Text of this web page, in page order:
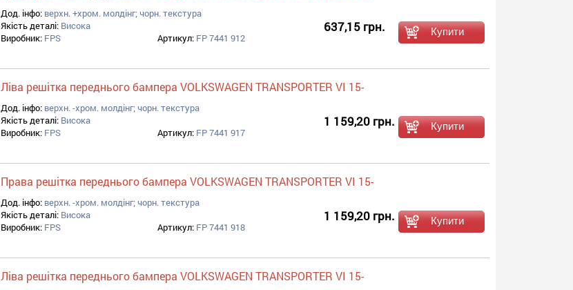
Дод. інфо: верхн. +хром. молдінг; чорн. текстура
Якість деталі: Висока
Виробник: FPS Артикул: FP 7441 912
637,15 грн.
Ліва решітка переднього бампера VOLKSWAGEN TRANSPORTER VI 15-
Дод. інфо: верхн. -хром. молдінг; чорн. текстура
Якість деталі: Висока
Виробник: FPS Артикул: FP 7441 917
1 159,20 грн.
Права решітка переднього бампера VOLKSWAGEN TRANSPORTER VI 15-
Дод. інфо: верхн. -хром. молдінг; чорн. текстура
Якість деталі: Висока
Виробник: FPS Артикул: FP 7441 918
1 159,20 грн.
Ліва решітка переднього бампера VOLKSWAGEN TRANSPORTER VI 15-